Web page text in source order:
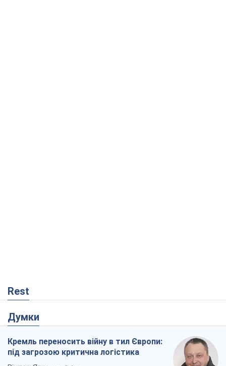
Rest
Думки
Кремль переносить війну в тил Європи:
під загрозою критична логістика